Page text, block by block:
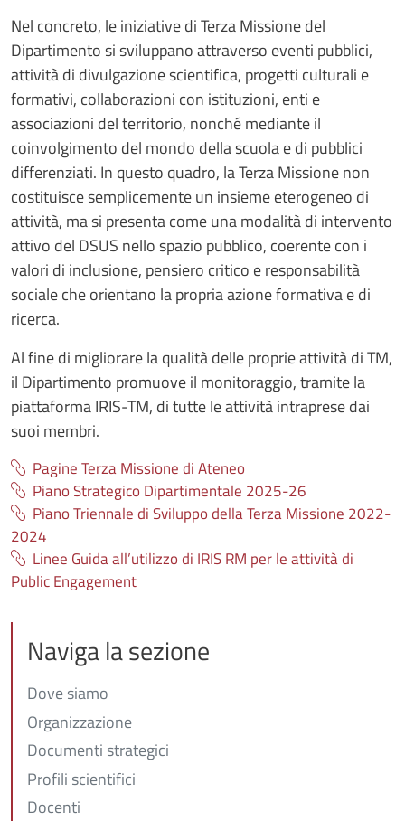
Nel concreto, le iniziative di Terza Missione del
Dipartimento si sviluppano attraverso eventi pubblici,
attività di divulgazione scientifica, progetti culturali e
formativi, collaborazioni con istituzioni, enti e
associazioni del territorio, nonché mediante il
coinvolgimento del mondo della scuola e di pubblici
differenziati. In questo quadro, la Terza Missione non
costituisce semplicemente un insieme eterogeneo di
attività, ma si presenta come una modalità di intervento
attivo del DSUS nello spazio pubblico, coerente con i
valori di inclusione, pensiero critico e responsabilità
sociale che orientano la propria azione formativa e di
ricerca.
Al fine di migliorare la qualità delle proprie attività di TM,
il Dipartimento promuove il monitoraggio, tramite la
piattaforma IRIS-TM, di tutte le attività intraprese dai
suoi membri.
Pagine Terza Missione di Ateneo
Piano Strategico Dipartimentale 2025-26
Piano Triennale di Sviluppo della Terza Missione 2022-
2024
Linee Guida all’utilizzo di IRIS RM per le attività di
Public Engagement
Naviga la sezione
Dove siamo
Organizzazione
Documenti strategici
Profili scientifici
Docenti